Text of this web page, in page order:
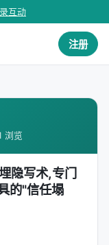
互动
注册
浏览
隐写术,专门
的"信任塌